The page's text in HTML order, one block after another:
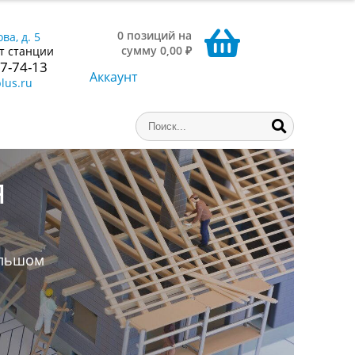
д. 5
станции
74-13
0 позиций на
сумму 0,00 ₽
Аккаунт